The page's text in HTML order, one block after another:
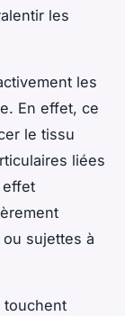
les
les
En effet, ce
le tissu
liées
effet
sujettes à
touchent